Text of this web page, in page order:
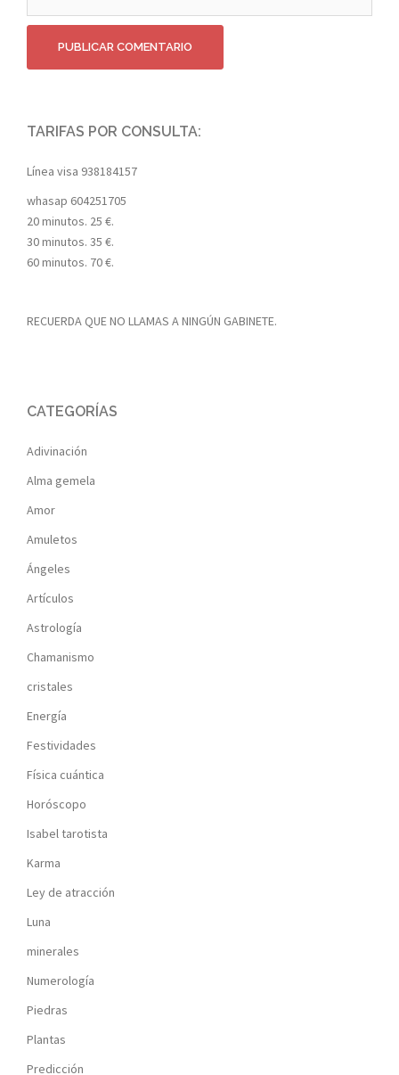
TARIFAS POR CONSULTA:
Línea visa 938184157
whasap 604251705
20 minutos. 25 €.
30 minutos. 35 €.
60 minutos. 70 €.
RECUERDA QUE NO LLAMAS A NINGÚN GABINETE.
CATEGORÍAS
Adivinación
Alma gemela
Amor
Amuletos
Ángeles
Artículos
Astrología
Chamanismo
cristales
Energía
Festividades
Física cuántica
Horóscopo
Isabel tarotista
Karma
Ley de atracción
Luna
minerales
Numerología
Piedras
Plantas
Predicción